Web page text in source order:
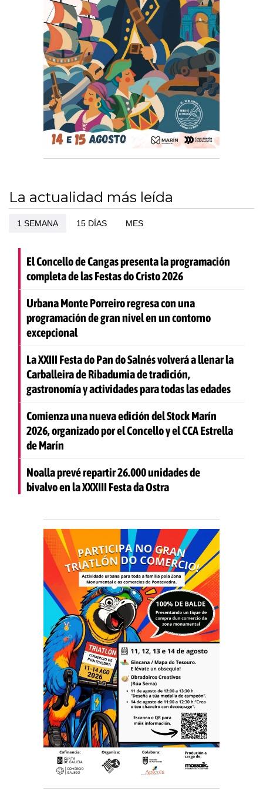
La actualidad más leída
1 SEMANA 15 DÍAS MES
El Concello de Cangas presenta la programación
completa de las Festas do Cristo 2026
Urbana Monte Porreiro regresa con una
programación de gran nivel en un contorno
excepcional
La XXIII Festa do Pan do Salnés volverá a llenar la
Carballeira de Ribadumia de tradición,
gastronomía y actividades para todas las edades
Comienza una nueva edición del Stock Marín
2026, organizado por el Concello y el CCA Estrella
de Marín
Noalla prevé repartir 26.000 unidades de
bivalvo en la XXXIII Festa da Ostra